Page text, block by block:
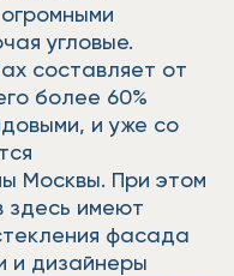
угловые.
составляет от
более 60%
и уже со
Москвы. При этом
здесь имеют
фасада
и дизайнеры